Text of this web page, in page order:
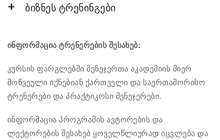
ბიზნეს ტრენინგები
ინფორმაცია ტრენერების შესახებ:
კურსის ფარგლებში მენეჯერთა აკადემიის მიერ
მოწვეული იქნებიან ქართველი და საერთაშორისო
ტრენერები და პრაქტიკოსი მენეჯერები.
ინფორმაცია პროგრამის ავტორების და
ლექტორების შესახებ ყოველწლიურად იცვლება და